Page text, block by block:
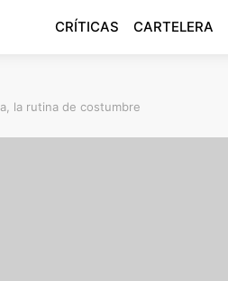
CRÍTICAS CARTELERA
la rutina de costumbre